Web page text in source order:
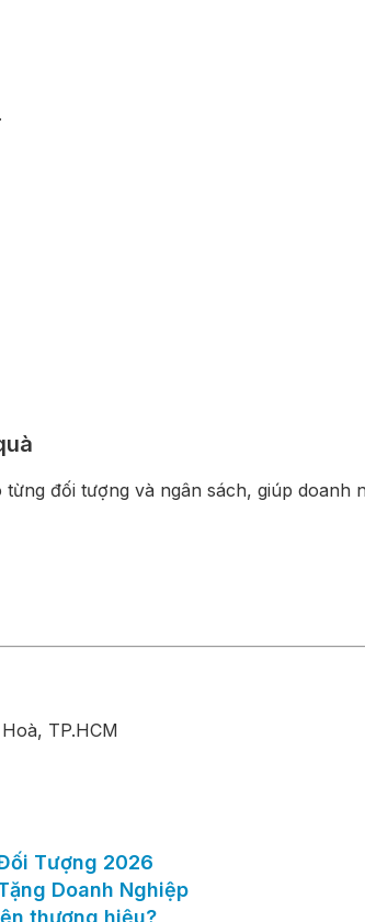
đối tượng và ngân sách, giúp doanh
TP.HCM
Tượng 2026
Doanh Nghiệp
thương hiệu?